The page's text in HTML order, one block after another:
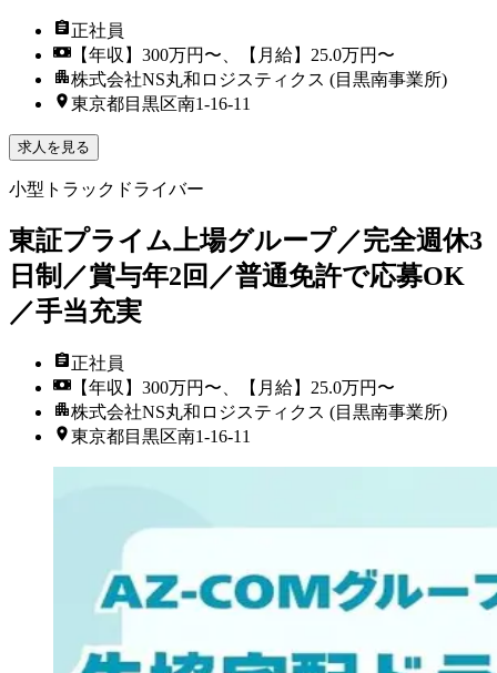
正社員
【年収】300万円〜、【月給】25.0万円〜
株式会社NS丸和ロジスティクス (目黒南事業所)
東京都目黒区南1-16-11
求人を見る
小型トラックドライバー
東証プライム上場グループ／完全週休3
日制／賞与年2回／普通免許で応募OK
／手当充実
正社員
【年収】300万円〜、【月給】25.0万円〜
株式会社NS丸和ロジスティクス (目黒南事業所)
東京都目黒区南1-16-11